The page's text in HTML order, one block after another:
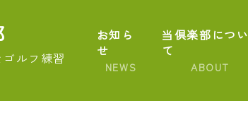
ルフ練習
お知ら
せ
NEWS
当倶楽部につい
て
ABOUT